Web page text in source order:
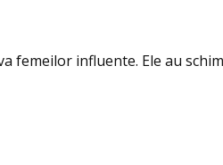
femeilor influente. Ele au